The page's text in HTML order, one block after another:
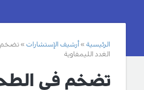
الرئيسية أرشيف الإستشارات
تضخم
الغدد الليمفاوية
تضخم في